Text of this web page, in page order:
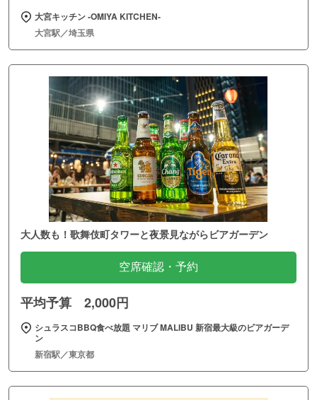
大宮キッチン ‐OMIYA KITCHEN‐
大宮駅／埼玉県
大人数も！歌舞伎町タワーと夜景見ながらビアガーデン
空席確認・予約
平均予算 2,000円
シュラスコBBQ食べ放題 マリブ MALIBU 新宿最大級のビアガーデ
ン
新宿駅／東京都